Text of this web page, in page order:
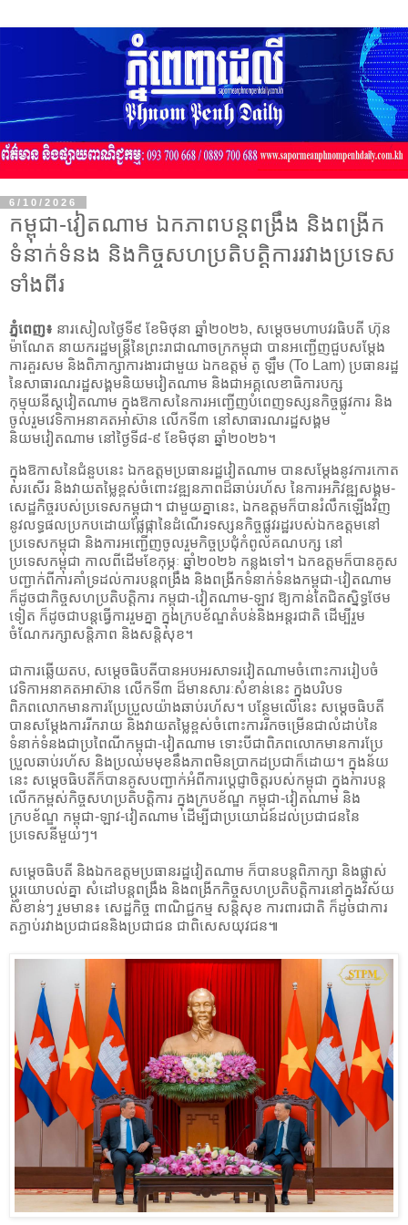
6/10/2026
កម្ពុជា-វៀតណាម ឯកភាពបន្តពង្រឹង និងពង្រីក
ទំនាក់ទំនង និងកិច្ចសហប្រតិបត្តិការរវាងប្រទេស
ទាំងពីរ
ភ្នំពេញ៖ នារសៀលថ្ងៃទី៩ ខែមិថុនា ឆ្នាំ២០២៦, សម្តេចមហាបវរធិបតី ហ៊ុន
ម៉ាណែត នាយករដ្ឋមន្ត្រីនៃព្រះរាជាណាចក្រកម្ពុជា បានអញ្ជើញជួបសម្តែង
ការគួរសម និងពិភាក្សាការងារជាមួយ ឯកឧត្តម​ តូ ឡឹម (To Lam) ប្រធានរដ្ឋ
នៃសាធារណរដ្ឋសង្គមនិយមវៀតណាម និងជាអគ្គលេខាធិការបក្ស
កុម្មុយនីស្តវៀតណាម ក្នុងឱកាសនៃការអញ្ជើញបំពេញទស្សនកិច្ចផ្លូវការ និង
ចូលរួមវេទិកាអនាគតអាស៊ាន លើកទី៣ នៅសាធារណរដ្ឋសង្គម
និយមវៀតណាម នៅថ្ងៃទី៨-៩ ខែមិថុនា ឆ្នាំ២០២៦។
ក្នុងឱកាសនៃជំនួបនេះ ឯកឧត្តម​ប្រធានរដ្ឋវៀតណាម បានសម្ដែងនូវការកោត
សរសើរ និងវាយតម្លៃខ្ពស់ចំពោះវឌ្ឍនភាពដ៏ឆាប់រហ័ស នៃការអភិវឌ្ឍសង្គម-
សេដ្ឋកិច្ចរបស់ប្រទេសកម្ពុជា។ ជាមួយគ្នានេះ, ឯកឧត្តម​ក៏បានរំលឹកឡើងវិញ
នូវលទ្ធផលប្រកបដោយផ្លែផ្កានៃដំណើរទស្សនកិច្ចផ្លូវរដ្ឋរបស់ឯកឧត្តមនៅ
ប្រទេសកម្ពុជា និងការអញ្ជើញចូលរួមកិច្ចប្រជុំកំពូលគណបក្ស នៅ
ប្រទេសកម្ពុជា កាលពីដើមខែកុម្ភៈ ឆ្នាំ២០២៦ កន្លងទៅ។ ឯកឧត្តមក៏បានគូស
បញ្ជាក់ពីការគាំទ្រដល់ការបន្តពង្រឹង និងពង្រីកទំនាក់ទំនងកម្ពុជា-វៀតណាម
ក៏ដូចជាកិច្ចសហប្រតិបត្តិការ កម្ពុជា-វៀតណាម-ឡាវ ឱ្យកាន់តែជិតស្និទ្ធថែម
ទៀត ក៏ដូចជាបន្តធ្វើការរួមគ្នា ក្នុងក្របខ័ណ្ឌតំបន់និងអន្តរជាតិ ដើម្បីរួម
ចំណែករក្សាសន្តិភាព និងសន្តិសុខ។
ជាការឆ្លើយតប, សម្ដេចធិបតីបានអបអរសាទរវៀតណាមចំពោះការរៀបចំ
វេទិកាអនាគតអាស៊ាន លើកទី៣ ដ៏មានសារៈសំខាន់នេះ ក្នុងបរិបទ
ពិភពលោកមានការប្រែប្រួលយ៉ាងឆាប់រហ័ស។ បន្ថែមលើនេះ សម្ដេចធិបតី
បានសម្ដែងការរីករាយ និងវាយតម្លៃខ្ពស់ចំពោះការរីកចម្រើនជាលំដាប់នៃ
ទំនាក់ទំនងជាប្រពៃណីកម្ពុជា-វៀតណាម ទោះបីជាពិភពលោកមានការប្រែ
ប្រួលឆាប់រហ័ស និងប្រឈមមុខនឹងភាពមិនប្រាកដប្រជាក៏ដោយ។ ក្នុងន័យ
នេះ សម្ដេចធិបតីក៏បានគូសបញ្ជាក់អំពីការប្ដេជ្ញាចិត្តរបស់កម្ពុជា ក្នុងការបន្ត
លើកកម្ពស់កិច្ចសហប្រតិបត្តិការ ក្នុងក្របខ័ណ្ឌ កម្ពុជា-វៀតណាម និង
ក្របខ័ណ្ឌ កម្ពុជា-ឡាវ-វៀតណាម ដើម្បីជាប្រយោជន៍ដល់ប្រជាជននៃ
ប្រទេសនីមួយៗ។
សម្ដេចធិបតី និងឯកឧត្តម​ប្រធានរដ្ឋវៀតណាម ក៏បានបន្តពិភាក្សា និងផ្លាស់
ប្ដូរយោបល់គ្នា សំដៅបន្តពង្រឹង និងពង្រីកកិច្ចសហប្រតិបត្តិការនៅក្នុងវិស័យ
សំខាន់ៗ រួមមាន៖ សេដ្ឋកិច្ច​ ពាណិជ្ជកម្ម សន្តិសុខ ការពារជាតិ ក៏ដូចជាការ
តភ្ជាប់រវាងប្រជាជននិងប្រជាជន ជាពិសេសយុវជន៕